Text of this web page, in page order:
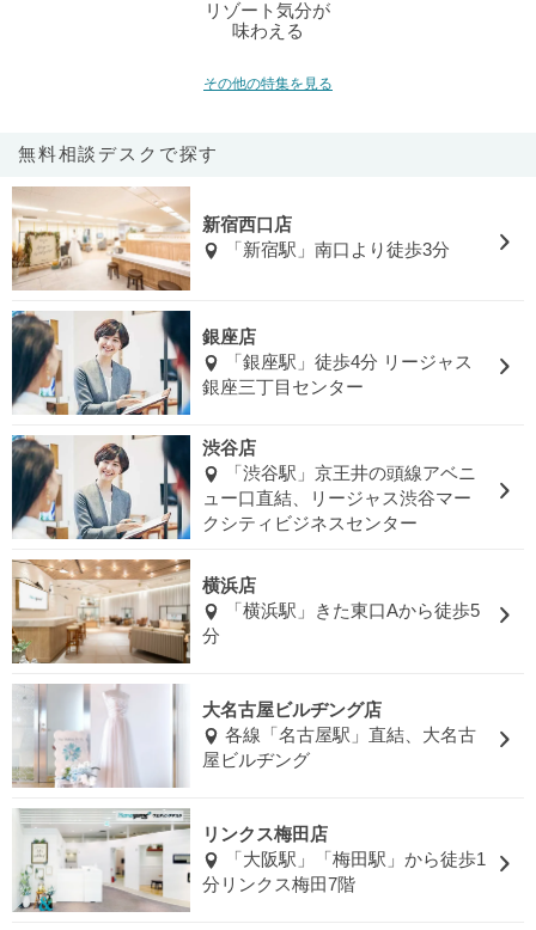
リゾート気分が
味わえる
その他の特集を見る
無料相談デスクで探す
新宿西口店
「新宿駅」南口より徒歩3分
銀座店
「銀座駅」徒歩4分 リージャス
銀座三丁目センター
渋谷店
「渋谷駅」京王井の頭線アベニ
ュー口直結、リージャス渋谷マー
クシティビジネスセンター
横浜店
「横浜駅」きた東口Aから徒歩5
分
大名古屋ビルヂング店
各線「名古屋駅」直結、大名古
屋ビルヂング
リンクス梅田店
「大阪駅」「梅田駅」から徒歩1
分リンクス梅田7階